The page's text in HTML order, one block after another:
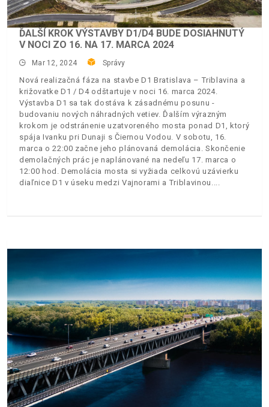
ĎALŠÍ KROK VÝSTAVBY D1/D4 BUDE DOSIAHNUTÝ
V NOCI ZO 16. NA 17. MARCA 2024
Mar 12, 2024 Správy
Nová realizačná fáza na stavbe D1 Bratislava – Triblavina a
križovatke D1 / D4 odštartuje v noci 16. marca 2024.
Výstavba D1 sa tak dostáva k zásadnému posunu -
budovaniu nových náhradných vetiev. Ďalším výrazným
krokom je odstránenie uzatvoreného mosta ponad D1, ktorý
spája Ivanku pri Dunaji s Čiernou Vodou. V sobotu, 16.
marca o 22:00 začne jeho plánovaná demolácia. Skončenie
demolačných prác je naplánované na nedeľu 17. marca o
12:00 hod. Demolácia mosta si vyžiada celkovú uzávierku
diaľnice D1 v úseku medzi Vajnorami a Triblavinou.